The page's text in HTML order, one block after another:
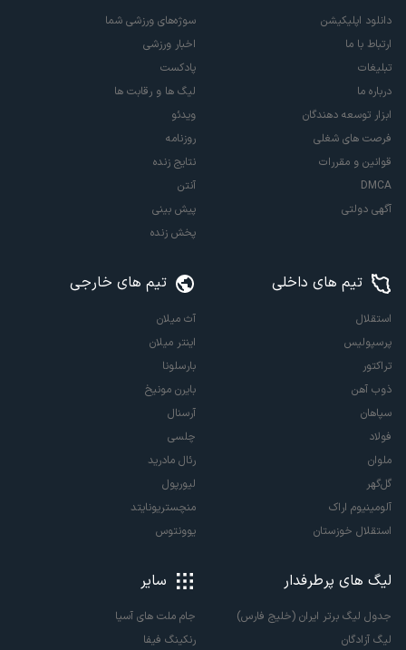
دانلود اپلیکیشن
ارتباط با ما
تبلیغات
درباره ما
ابزار توسعه دهندگان
فرصت های شغلی
قوانین و مقررات
DMCA
آگهی دولتی
سوژه‌های ورزشی شما
اخبار ورزشی
پادکست
لیگ ها و رقابت ها
ویدئو
روزنامه
نتایج زنده
آنتن
پیش بینی
پخش زنده
تیم های داخلی
استقلال
پرسپولیس
تراکتور
ذوب آهن
سپاهان
فولاد
ملوان
گل‌گهر
آلومینیوم اراک
استقلال خوزستان
تیم های خارجی
آث میلان
اینتر میلان
بارسلونا
بایرن مونیخ
آرسنال
چلسی
رئال مادرید
لیورپول
منچستریونایتد
یوونتوس
لیگ های پرطرفدار
جدول لیگ برتر ایران (خلیج فارس)
لیگ آزادگان
سایر
جام ملت های آسیا
رنکینگ فیفا